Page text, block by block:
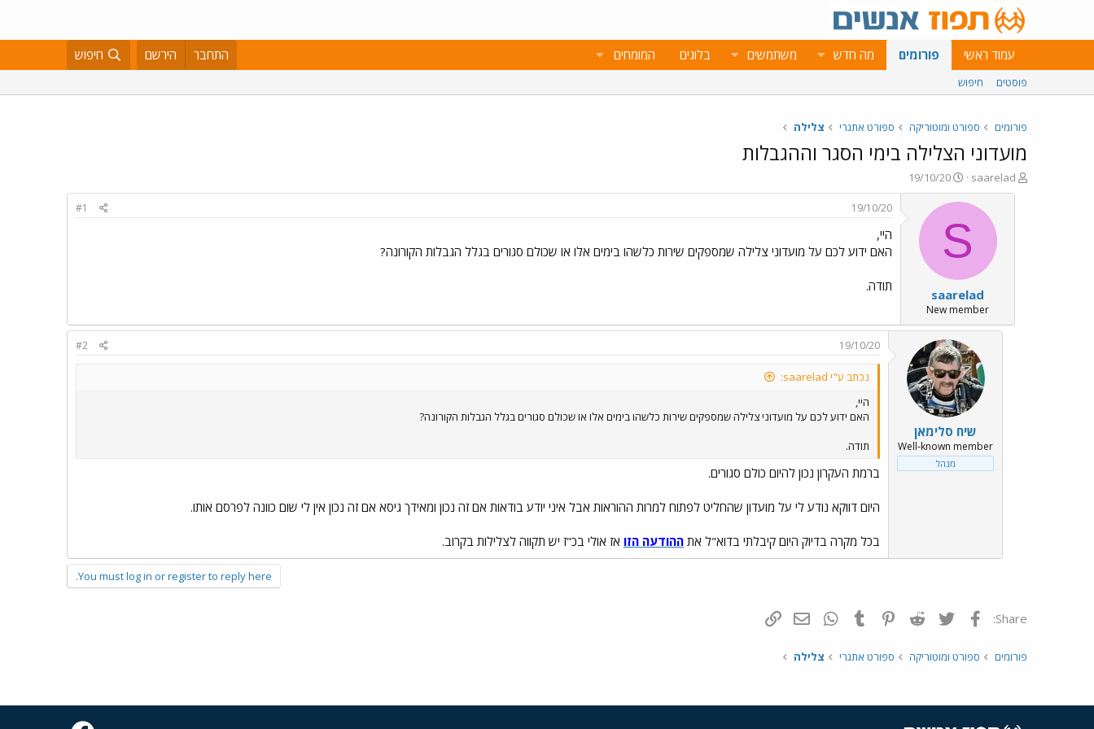
עמוד ראשי פורומים מה חדש משתמשים בלוגים המומחים התחבר הירשם חיפוש
פוסטים חיפוש
פורומים ספורט ומוטוריקה ספורט אתגרי צלילה
מועדוני הצלילה בימי הסגר וההגבלות
פ
ו
saarelad
פ
ו
ר
ם
ב
א
ר
י
ך
19/10/20
S
saarelad
New member
19/10/20
#1
היי,
האם ידוע לכם על מועדוני צלילה שמספקים שירות כלשהו בימים אלו או שכולם סגורים בגלל הגבלות הקורונה?
תודה.
שיח סלימאן
Well-known member
מנהל
19/10/20
#2
נכתב ע"י saarelad:
היי,
האם ידוע לכם על מועדוני צלילה שמספקים שירות כלשהו בימים אלו או שכולם סגורים בגלל הגבלות הקורונה?
תודה.
ברמת העקרון נכון להיום כולם סגורים.
היום דווקא נודע לי על מועדון שהחליט לפתוח למרות ההוראות אבל איני יודע בודאות אם זה נכון ומאידך גיסא אם זה נכון אין לי שום כוונה לפרסם אותו.
בכל מקרה בדיוק היום קיבלתי בדוא"ל את ההודעה הזו אז אולי בכ"ז יש תקווה לצלילות בקרוב.
You must log in or register to reply here.
Share: פייסבוק Twitter
Reddit
Pinterest
Tumblr
WhatsAppדואר אלקטרוני
פורומים ספורט ומוטוריקה ספורט אתגרי צלילה